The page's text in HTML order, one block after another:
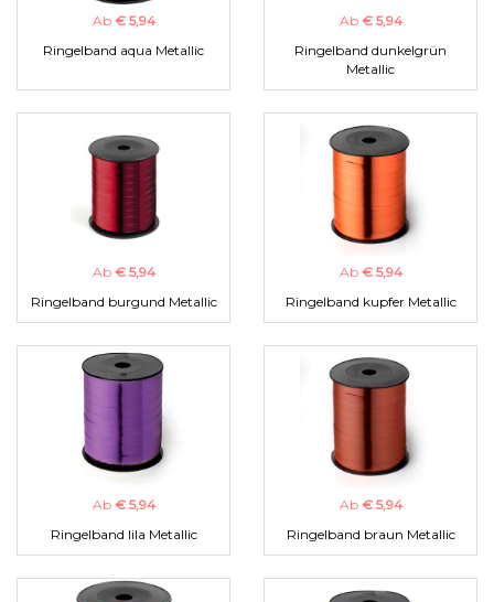
Ab € 5,94
Ringelband aqua Metallic
Ab € 5,94
Ringelband dunkelgrün
Metallic
Ab € 5,94
Ringelband burgund Metallic
Ab € 5,94
Ringelband kupfer Metallic
Ab € 5,94
Ringelband lila Metallic
Ab € 5,94
Ringelband braun Metallic